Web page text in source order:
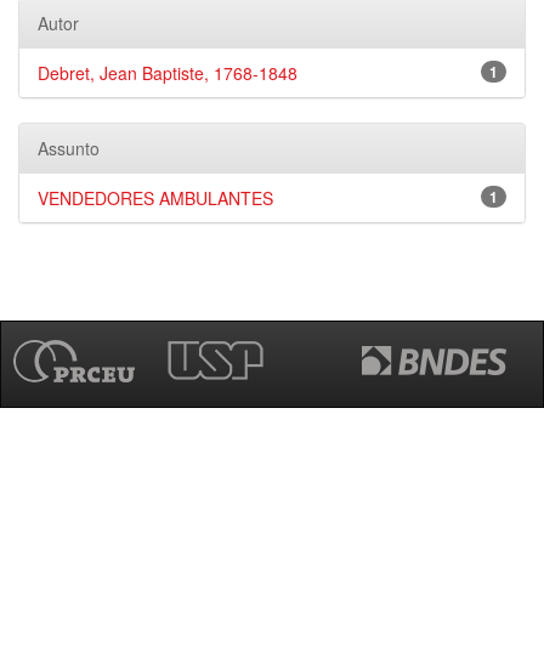
Autor
1
Debret, Jean Baptiste, 1768-1848
Assunto
1
VENDEDORES AMBULANTES